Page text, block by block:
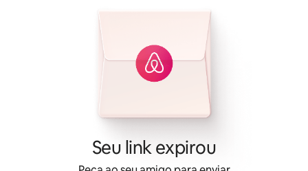
Seu link expirou